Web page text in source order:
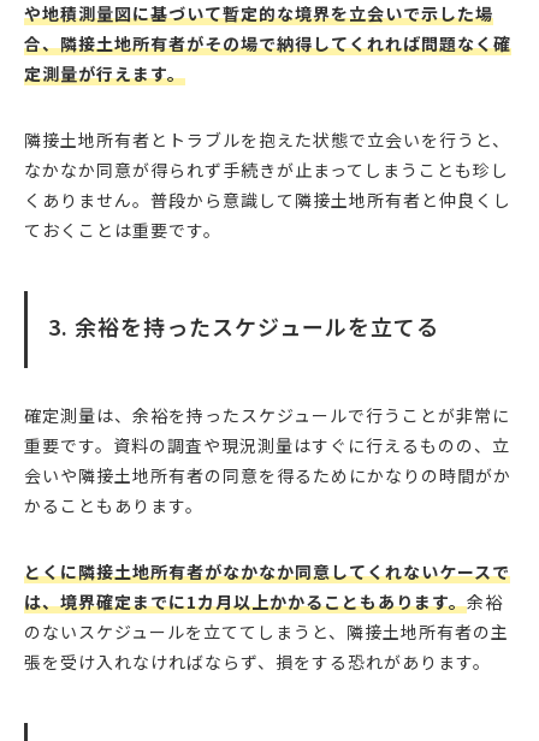
や地積測量図に基づいて暫定的な境界を立会いで示した場
合、隣接土地所有者がその場で納得してくれれば問題なく確
定測量が行えます。
隣接土地所有者とトラブルを抱えた状態で立会いを行うと、
なかなか同意が得られず手続きが止まってしまうことも珍し
くありません。普段から意識して隣接土地所有者と仲良くし
ておくことは重要です。
3. 余裕を持ったスケジュールを立てる
確定測量は、余裕を持ったスケジュールで行うことが非常に
重要です。資料の調査や現況測量はすぐに行えるものの、立
会いや隣接土地所有者の同意を得るためにかなりの時間がか
かることもあります。
とくに隣接土地所有者がなかなか同意してくれないケースで
は、境界確定までに1カ月以上かかることもあります。余裕
のないスケジュールを立ててしまうと、隣接土地所有者の主
張を受け入れなければならず、損をする恐れがあります。